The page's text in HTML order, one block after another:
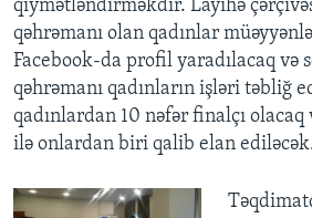
qiymətləndirməkdir. Layihə
qəhrəmanı olan qadınlar
Facebook-da profil yaradılacaq və
qəhrəmanı qadınların işləri təbliğ
qadınlardan 10 nəfər finalçı olacaq
ilə onlardan biri qalib elan